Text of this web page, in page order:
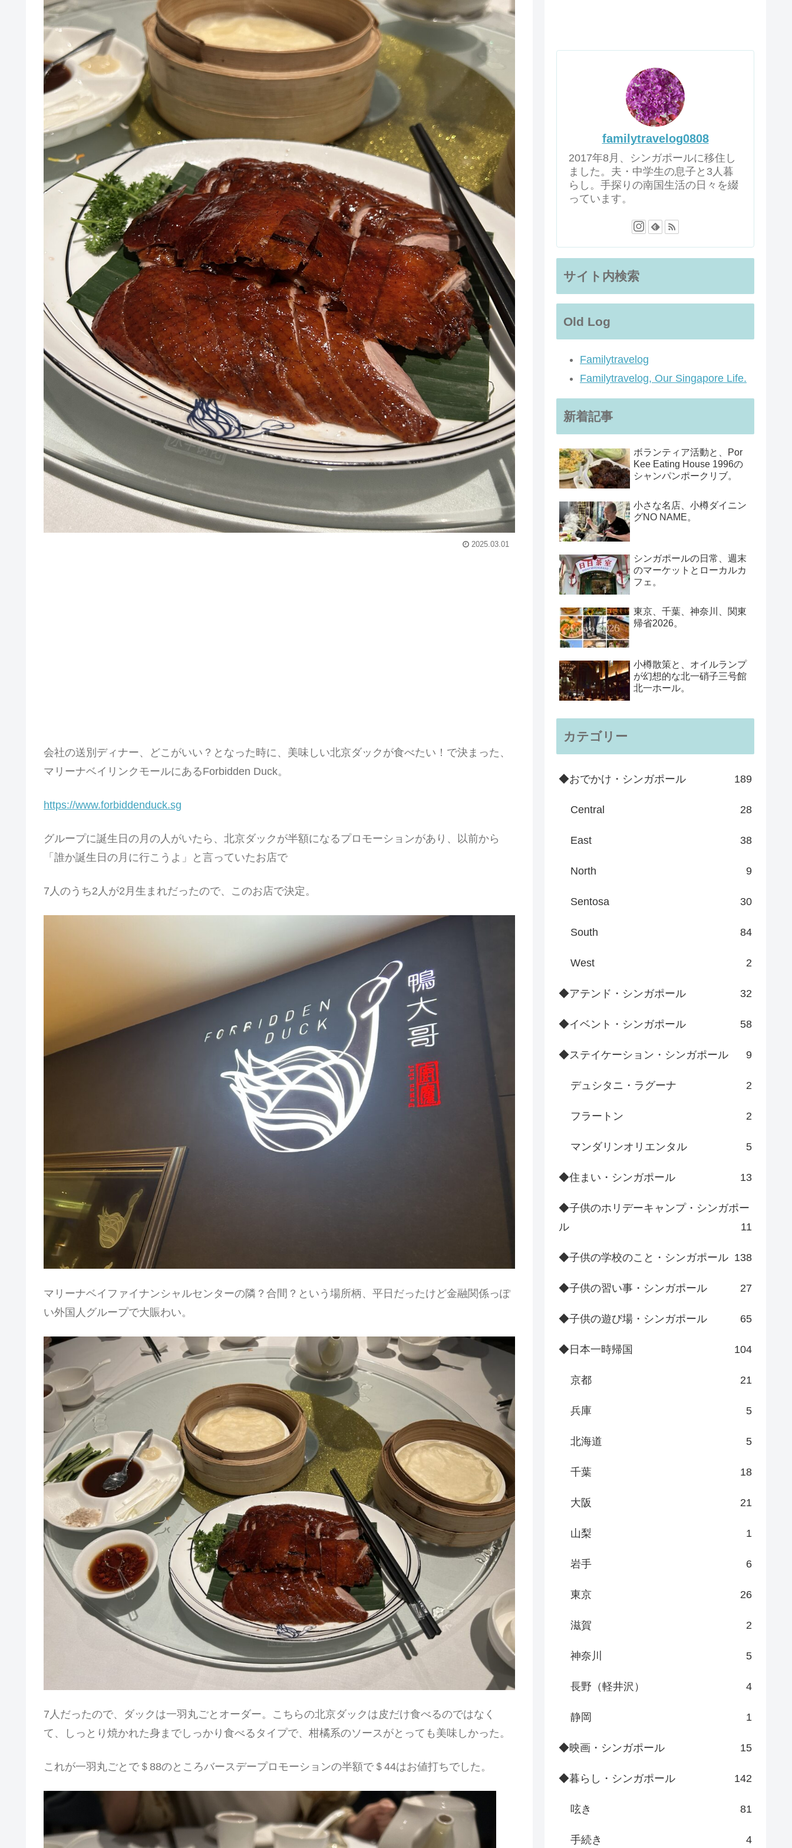
2025.03.01
会社の送別ディナー、どこがいい？となった時に、美味しい北京ダックが食べたい！で決まった、
マリーナベイリンクモールにあるForbidden Duck。
https://www.forbiddenduck.sg
グループに誕生日の月の人がいたら、北京ダックが半額になるプロモーションがあり、以前から
「誰か誕生日の月に行こうよ」と言っていたお店で
7人のうち2人が2月生まれだったので、このお店で決定。
マリーナベイファイナンシャルセンターの隣？合間？という場所柄、平日だったけど金融関係っぽ
い外国人グループで大賑わい。
7人だったので、ダックは一羽丸ごとオーダー。こちらの北京ダックは皮だけ食べるのではなく
て、しっとり焼かれた身までしっかり食べるタイプで、柑橘系のソースがとっても美味しかった。
これが一羽丸ごとで＄88のところバースデープロモーションの半額で＄44はお値打ちでした。
familytravelog0808
2017年8月、シンガポールに移住し
ました。夫・中学生の息子と3人暮
らし。手探りの南国生活の日々を綴
っています。
サイト内検索
Old Log
Familytravelog
Familytravelog, Our Singapore Life.
新着記事
ボランティア活動と、Por
Kee Eating House 1996の
シャンパンポークリブ。
小さな名店、小樽ダイニン
グNO NAME。
シンガポールの日常、週末
のマーケットとローカルカ
フェ。
東京、千葉、神奈川、関東
帰省2026。
小樽散策と、オイルランプ
が幻想的な北一硝子三号館
北一ホール。
カテゴリー
◆おでかけ・シンガポール 189
Central 28
East 38
North 9
Sentosa 30
South 84
West 2
◆アテンド・シンガポール 32
◆イベント・シンガポール 58
◆ステイケーション・シンガポール 9
デュシタニ・ラグーナ 2
フラートン 2
マンダリンオリエンタル 5
◆住まい・シンガポール 13
◆子供のホリデーキャンプ・シンガポー
ル
11
◆子供の学校のこと・シンガポール 138
◆子供の習い事・シンガポール 27
◆子供の遊び場・シンガポール 65
◆日本一時帰国 104
京都 21
兵庫 5
北海道 5
千葉 18
大阪 21
山梨 1
岩手 6
東京 26
滋賀 2
神奈川 5
長野（軽井沢） 4
静岡 1
◆映画・シンガポール 15
◆暮らし・シンガポール 142
呟き 81
手続き 4